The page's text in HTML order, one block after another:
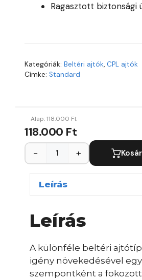
Ragasztott biztonsági
Kategóriák: Beltéri ajtók, CPL ajtók
Címke: Standard
Alap:118.000 Ft
118.000 Ft
− +
Leírás
Leírás
A különféle beltéri
igény növekedésével
szempontként a fokozott